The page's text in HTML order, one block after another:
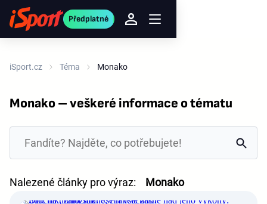
Předplatné
iSport.cz Téma Monako
Monako – veškeré informace o tématu
Nalezené články pro výraz: Monako